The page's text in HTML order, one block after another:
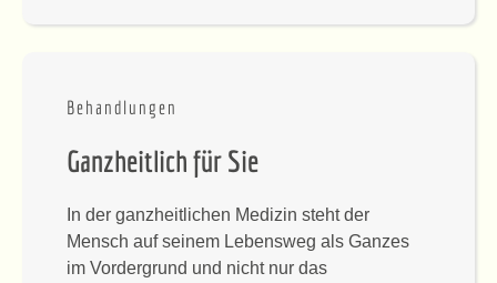
Behandlungen
Ganzheitlich für Sie
In der ganzheitlichen Medizin steht der
Mensch auf seinem Lebensweg als Ganzes
im Vordergrund und nicht nur das